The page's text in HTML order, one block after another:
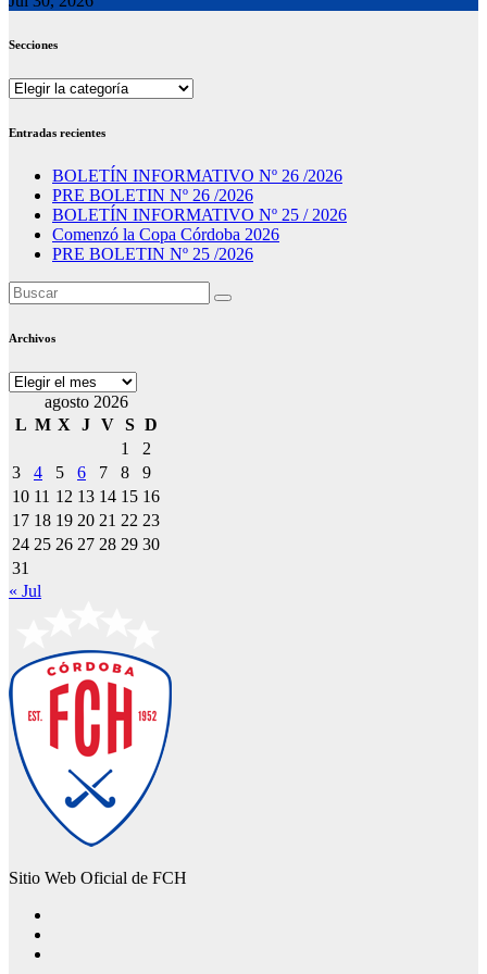
Secciones
Secciones
Entradas recientes
BOLETÍN INFORMATIVO Nº 26 /2026
PRE BOLETIN Nº 26 /2026
BOLETÍN INFORMATIVO Nº 25 / 2026
Comenzó la Copa Córdoba 2026
PRE BOLETIN Nº 25 /2026
Archivos
Archivos
agosto 2026
L M X J V S D
1
2
3
4 5 6 7 8
9
10 11 12 13 14 15 16
17 18 19 20 21 22 23
24 25 26 27 28 29 30
31
« Jul
Sitio Web Oficial de FCH